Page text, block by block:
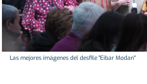
Las mejores imágenes del desfile "Eibar Modan"